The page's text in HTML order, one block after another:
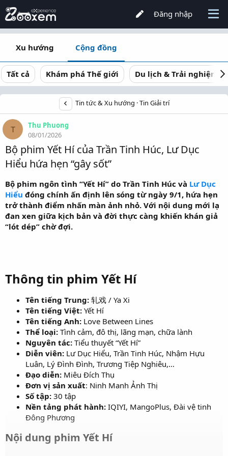
Đăng nhập
Xu hướng Cộng đồng
Tất cả Khám phá Thế giới Du lịch & Trải nghiệm
Tin tức & Xu hướng Tin Giải trí
T
Thu Phuong
08/01/2026
Bộ phim Yết Hí của Trần Tinh Húc, Lư Dục
Hiểu hứa hẹn “gây sốt”
Bộ phim ngôn tình “Yết Hí” do Trần Tinh Húc và Lư Dục
Hiểu đóng chính ấn định lên sóng từ ngày 9/1, hứa hẹn
trở thành điểm nhấn màn ảnh nhỏ. Với nội dung mới lạ
đan xen giữa kịch bản và đời thực càng khiến khán giả
“lót dép” chờ đợi.
Thông tin phim Yết Hí
Tên tiếng Trung: 轧戏 / Ya Xi
Tên tiếng Việt: Yết Hí
Tên tiếng Anh: Love Between Lines
Thể loại: Tình cảm, đô thị, lãng mạn, chữa lành
Nguyên tác: Tiểu thuyết “Yết Hí”
Diễn viên: Lư Dục Hiểu, Trần Tinh Húc, Nhậm Hựu
Luân, Lý Đình Đình, Trương Tiệp Nghiêu,…
Đạo diễn: Miêu Đích Thụ
Đơn vị sản xuất: Ninh Manh Ảnh Thị
Số tập: 30 tập
Nền tảng phát hành: IQIYI, MangoPlus, Đài vệ tinh
Đông Phương
Nội dung phim Yết Hí